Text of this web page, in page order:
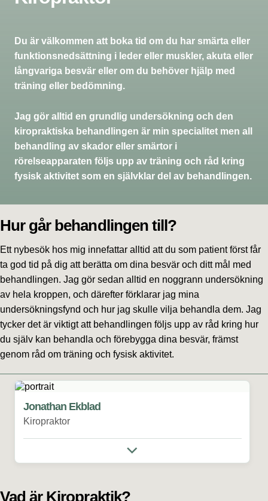
Du är välkommen att boka tid om du har smärta eller
funktionsnedsättning i leder eller muskler, akuta eller
långvariga besvär eller om du behöver hjälp med
träning eller bedömning.
Jag gör alltid en grundlig undersökning och den
kiropraktiska behandlingen är min specialitet men all
behandling av skador eller smärtor i
rörelseapparaten följs upp av träning och råd kring
fysisk aktivitet som en självklar del av behandlingen.
Hur går behandlingen till?
Ett nybesök hos mig innefattar alltid att du som patient först får
ta god tid på dig att berätta om dina besvär och ditt mål med
behandlingen. Jag gör sedan alltid en noggrann undersökning
av hela kroppen, och därefter förklarar jag mina
undersökningsfynd och hur jag skulle vilja behandla dem. Jag
tycker det är viktigt att behandlingen följs upp av råd kring hur
du själv kan behandla och förebygga dina besvär, främst
genom råd om träning och fysisk aktivitet.
Vad är Kiropraktik?
Jonathan Ekblad
Kiropraktor